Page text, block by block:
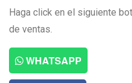
Haga click en el siguiente
de ventas.
WHATSAPP